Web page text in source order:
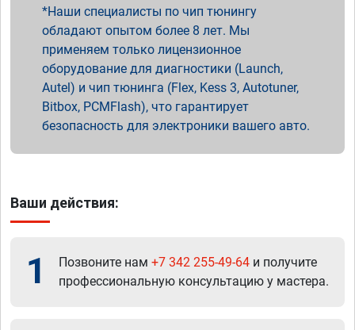
Наши специалисты по чип тюнингу
обладают опытом более 8 лет. Мы
применяем только лицензионное
оборудование для диагностики (Launch,
Autel) и чип тюнинга (Flex, Kess 3, Autotuner,
Bitbox, PCMFlash), что гарантирует
безопасность для электроники вашего авто.
Ваши действия:
1 Позвоните нам +7 342 255-49-64 и получите
профессиональную консультацию у мастера.